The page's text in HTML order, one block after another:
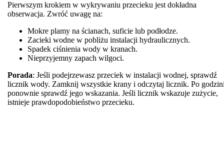
Pierwszym krokiem w wykrywaniu przecieku jest dokładna
obserwacja. Zwróć uwagę na:
Mokre plamy na ścianach, suficie lub podłodze.
Zacieki wodne w pobliżu instalacji hydraulicznych.
Spadek ciśnienia wody w kranach.
Nieprzyjemny zapach wilgoci.
Porada: Jeśli podejrzewasz przeciek w instalacji wodnej, sprawdź
licznik wody. Zamknij wszystkie krany i odczytaj licznik. Po
ponownie sprawdź jego wskazania. Jeśli licznik wskazuje zużycie,
istnieje prawdopodobieństwo przecieku.